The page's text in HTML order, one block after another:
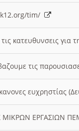
tim/
κατευθυνσεις για
τις
ευχρηστίας
ΜΙΚΡΩΝ ΕΡΓΑΣΙΩΝ